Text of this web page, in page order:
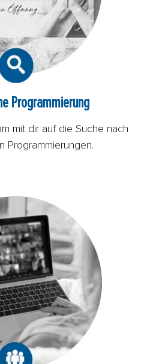
Programmierung
mit dir auf die Suche nach
Programmierungen.